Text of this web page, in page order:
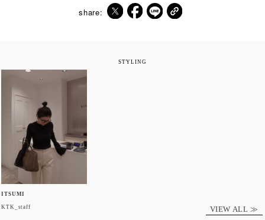
share:
STYLING
ITSUMI
KTK_staff VIEW ALL ≫